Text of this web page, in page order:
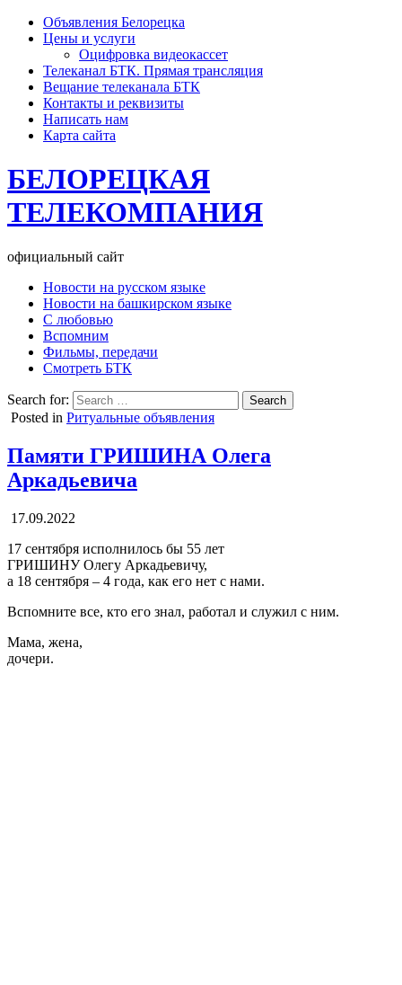
Объявления Белорецка
Цены и услуги
Оцифровка видеокассет
Телеканал БТК. Прямая трансляция
Вещание телеканала БТК
Контакты и реквизиты
Написать нам
Карта сайта
БЕЛОРЕЦКАЯ
ТЕЛЕКОМПАНИЯ
официальный сайт
Новости на русском языке
Новости на башкирском языке
С любовью
Вспомним
Фильмы, передачи
Смотреть БТК
Search for:
Posted in Ритуальные объявления
Памяти ГРИШИНА Олега
Аркадьевича
17.09.2022
17 сентября исполнилось бы 55 лет
ГРИШИНУ Олегу Аркадьевичу,
а 18 сентября – 4 года, как его нет с нами.
Вспомните все, кто его знал, работал и служил с ним.
Мама, жена,
дочери.